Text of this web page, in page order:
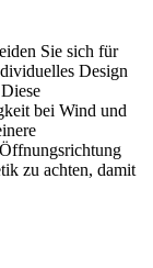
Sie sich für
Design
bei Wind und
zu achten, damit